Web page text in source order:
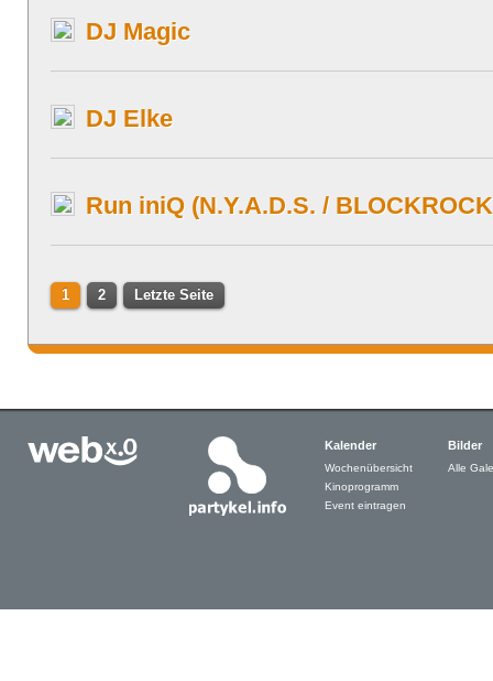
DJ Magic
DJ Elke
Run iniQ (N.Y.A.D.S. /
1 2 Letzte Seite
Kalender
Wochenübersicht
Kinoprogramm
Event eintragen
Bilder
Alle